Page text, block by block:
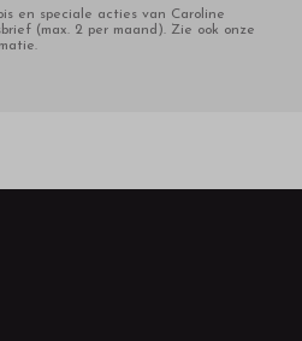
en speciale acties van Caroline
(max. 2 per maand). Zie ook onze